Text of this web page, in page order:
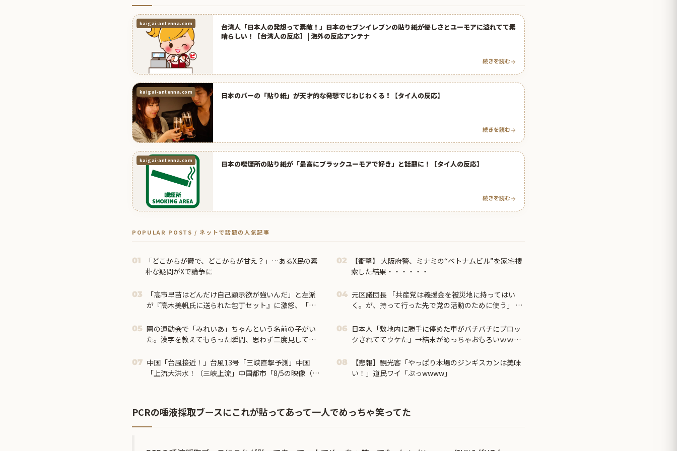
kaigai-antenna.com
台湾人「日本人の発想って素敵！」日本のセブンイレブンの貼り紙が優しさとユーモアに溢れてて素
晴らしい！【台湾人の反応】 | 海外の反応アンテナ
続きを読む
kaigai-antenna.com 日本のバーの「貼り紙」が天才的な発想でじわじわくる！【タイ人の反応】
続きを読む
kaigai-antenna.com 日本の喫煙所の貼り紙が「最高にブラックユーモアで好き」と話題に！【タイ人の反応】
続きを読む
POPULAR POSTS / ネットで話題の人気記事
01
「どこからが鬱で、どこからが甘え？」…あるX民の素
朴な疑問がXで論争に
02
【衝撃】 大阪府警、ミナミの“ベトナムビル”を家宅捜
索した結果・・・・・・
03
「高市早苗はどんだけ自己顕示欲が強いんだ」と左派
が『高木美帆氏に送られた包丁セット』に激怒、「こ
04 元区議団長 「共産党は義援金を被災地に持ってはい
く。が、持って行った先で党の活動のために使う」 日
05 園の運動会で「みれいあ」ちゃんという名前の子がい
た。漢字を教えてもらった瞬間、思わず二度見してし
06
日本人「敷地内に勝手に停めた車がバチバチにブロッ
クされててウケた」→結末がめっちゃおもろいｗｗｗ
07 中国「台風接近！」台風13号「三峡直撃予測」中国
「上流大洪水！（三峡上流」中国都市「8/5の映像（動
08
【悲報】観光客「やっぱり本場のジンギスカンは美味
い！」道民ワイ「ぷっwwww」
PCRの唾液採取ブースにこれが貼ってあって一人でめっちゃ笑ってた